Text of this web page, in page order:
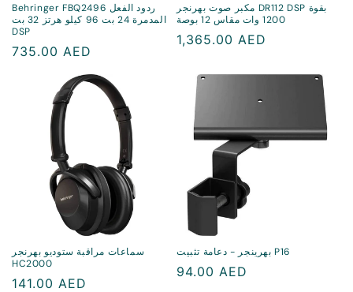
Behringer FBQ2496 ردود الفعل
المدمرة 24 بت 96 كيلو هرتز 32 بت
DSP
سعر
735.00 AED
مكبر صوت بهرنجر DR112 DSP بقوة
1200 وات مقاس 12 بوصة
سعر
1,365.00 AED
سماعات مراقبة ستوديو بهرنجر
HC2000
سعر
141.00 AED
بهرينجر - دعامة تثبيت P16
سعر
94.00 AED